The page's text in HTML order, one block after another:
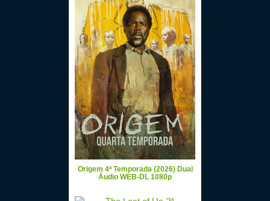
Origem 4ª Temporada (2026) Dual
Áudio WEB-DL 1080p